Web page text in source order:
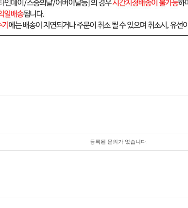
등록된 문의가 없습니다.